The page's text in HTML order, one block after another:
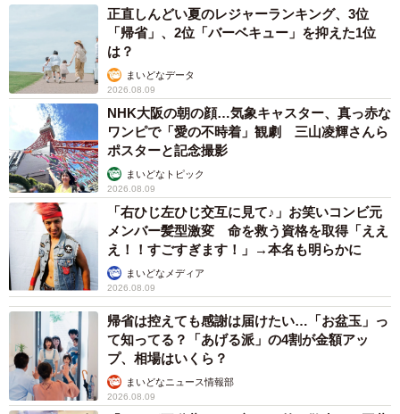
正直しんどい夏のレジャーランキング、3位
「帰省」、2位「バーベキュー」を抑えた1位
は？
まいどなデータ
2026.08.09
NHK大阪の朝の顔…気象キャスター、真っ赤な
ワンピで「愛の不時着」観劇 三山凌輝さんら
ポスターと記念撮影
まいどなトピック
2026.08.09
「右ひじ左ひじ交互に見て♪」お笑いコンビ元
メンバー髪型激変 命を救う資格を取得「ええ
え！！すごすぎます！」→本名も明らかに
まいどなメディア
2026.08.09
帰省は控えても感謝は届けたい…「お盆玉」っ
て知ってる？「あげる派」の4割が金額アッ
プ、相場はいくら？
まいどなニュース情報部
2026.08.09